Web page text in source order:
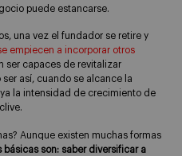
puede estancarse.
una vez el fundador se retire y
empiecen a incorporar otros
ser capaces de revitalizar
así, cuando se alcance la
la intensidad de crecimiento de
Aunque existen muchas formas
básicas son: saber diversificar a